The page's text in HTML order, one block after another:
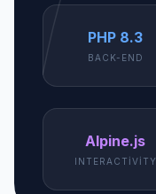
PHP 8.3
BACK-END
Alpine.js
INTERACTIVITY